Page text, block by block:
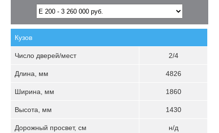
Кузов
Число дверей/мест 2/4
Длина, мм 4826
Ширина, мм 1860
Высота, мм 1430
Дорожный просвет, см н/д